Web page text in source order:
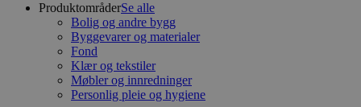
ProduktområderSe alle
Bolig og andre bygg
Byggevarer og materialer
Fond
Klær og tekstiler
Møbler og innredninger
Personlig pleie og hygiene